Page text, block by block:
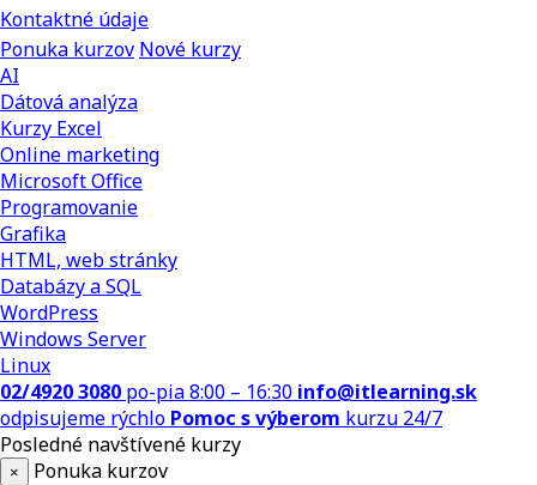
Kontaktné údaje
Ponuka kurzov Nové kurzy
AI
Dátová analýza
Kurzy Excel
Online marketing
Microsoft Office
Programovanie
Grafika
HTML, web stránky
Databázy a SQL
WordPress
Windows Server
Linux
02/4920 3080 po-pia 8:00 – 16:30 info@itlearning.sk
odpisujeme rýchlo Pomoc s výberom kurzu 24/7
Posledné navštívené kurzy
×
Ponuka kurzov